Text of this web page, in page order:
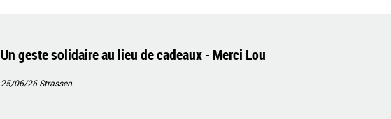
Un geste solidaire au lieu de cadeaux - Merci Lou
25/06/26Strassen